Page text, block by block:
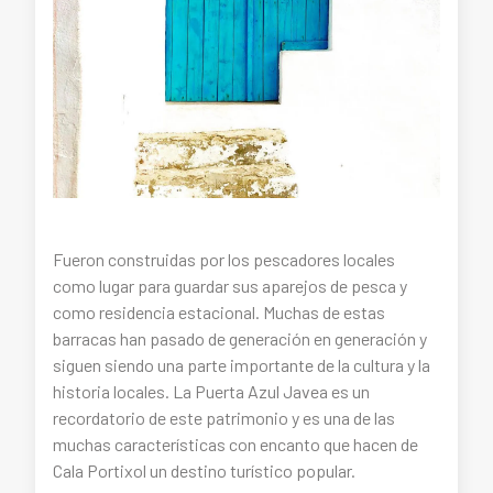
Fueron construidas por los pescadores locales
como lugar para guardar sus aparejos de pesca y
como residencia estacional. Muchas de estas
barracas han pasado de generación en generación y
siguen siendo una parte importante de la cultura y la
historia locales. La Puerta Azul Javea es un
recordatorio de este patrimonio y es una de las
muchas características con encanto que hacen de
Cala Portixol un destino turístico popular.